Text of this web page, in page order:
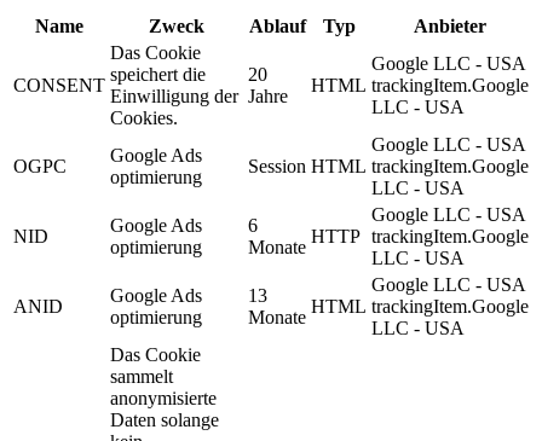
Name Zweck Ablauf Typ Anbieter
CONSENT
Das Cookie
speichert die
Einwilligung der
Cookies.
20
Jahre
HTML
Google LLC - USA
trackingItem.Google
LLC - USA
OGPC
Google Ads
optimierung
Session HTML
Google LLC - USA
trackingItem.Google
LLC - USA
NID
Google Ads
optimierung
6
Monate
HTTP
Google LLC - USA
trackingItem.Google
LLC - USA
ANID
Google Ads
optimierung
13
Monate
HTML
Google LLC - USA
trackingItem.Google
LLC - USA
Das Cookie
sammelt
anonymisierte
Daten solange